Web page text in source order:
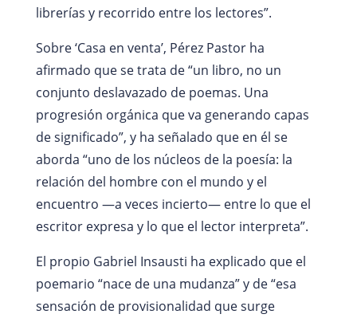
librerías y recorrido entre los lectores”.
Sobre ‘Casa en venta’, Pérez Pastor ha
afirmado que se trata de “un libro, no un
conjunto deslavazado de poemas. Una
progresión orgánica que va generando capas
de significado”, y ha señalado que en él se
aborda “uno de los núcleos de la poesía: la
relación del hombre con el mundo y el
encuentro —a veces incierto— entre lo que el
escritor expresa y lo que el lector interpreta”.
El propio Gabriel Insausti ha explicado que el
poemario “nace de una mudanza” y de “esa
sensación de provisionalidad que surge